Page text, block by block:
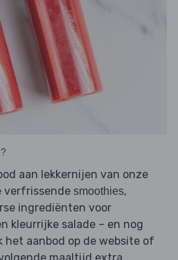
aan lekkernijen van onze
verfrissende smoothies,
ingrediënten voor
kleurrijke salade – en nog
het aanbod op de website of